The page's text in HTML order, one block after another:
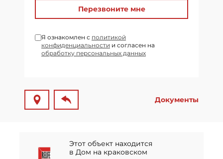
Перезвоните мне
Я ознакомлен с политикой
конфиденциальности и согласен на
обработку персональных данных
Документы
Этот объект находится
в Дом на краковском